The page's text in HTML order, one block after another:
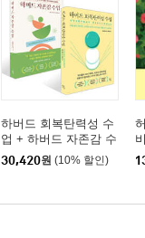
하버드 회복탄력성 수
업 + 하버드 자존감 수
업 세트
30,420원 (10% 할인)